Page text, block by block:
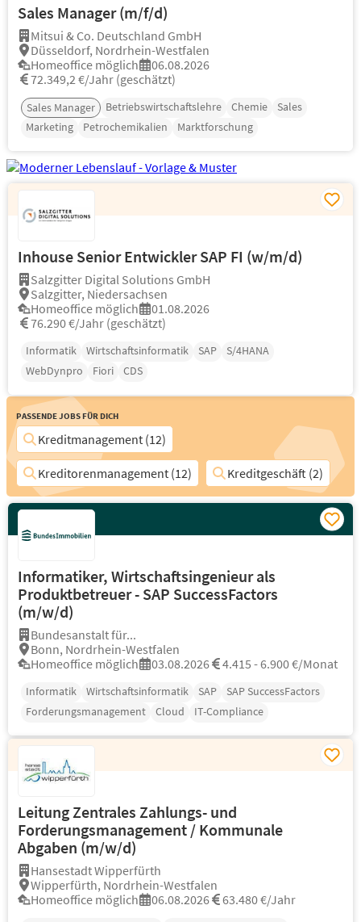
Sales Manager (m/f/d)
Mitsui & Co. Deutschland GmbH
Düsseldorf, Nordrhein-Westfalen
Homeoffice möglich
06.08.2026
72.349,2 €/Jahr (geschätzt)
Sales Manager Betriebswirtschaftslehre Chemie
Sales
Marketing
Petrochemikalien Marktforschung
Inhouse Senior Entwickler SAP FI (w/m/d)
Salzgitter Digital Solutions GmbH
Salzgitter, Niedersachsen
Homeoffice möglich
01.08.2026
76.290 €/Jahr (geschätzt)
Informatik Wirtschaftsinformatik SAP
S/4HANA
WebDynpro
Fiori CDS
Passende Jobs für Dich
Kreditmanagement (12)
Kreditorenmanagement (12) Kreditgeschäft (2)
Informatiker, Wirtschaftsingenieur als
Produktbetreuer - SAP SuccessFactors
(m/w/d)
Bundesanstalt für...
Bonn, Nordrhein-Westfalen
Homeoffice möglich
03.08.2026 4.415 - 6.900 €/Monat
Informatik Wirtschaftsinformatik SAP
SAP SuccessFactors
Forderungsmanagement
Cloud IT-Compliance
Leitung Zentrales Zahlungs- und
Forderungsmanagement / Kommunale
Abgaben (m/w/d)
Hansestadt Wipperfürth
Wipperfürth, Nordrhein-Westfalen
Homeoffice möglich
06.08.2026 63.480 €/Jahr